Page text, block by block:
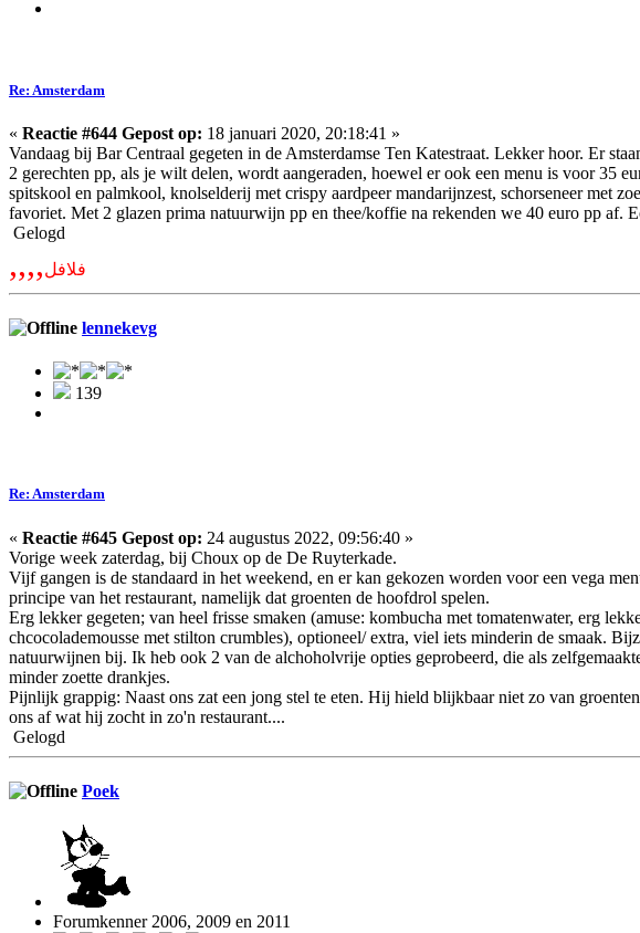
Re: Amsterdam
« Reactie #644 Gepost op: 18 januari 2020, 20:18:41 »
Vandaag bij Bar Centraal gegeten in de Amsterdamse Ten Katestraat. Lekker hoor. Er
2 gerechten pp, als je wilt delen, wordt aangeraden, hoewel er ook een menu is voor 35
spitskool en palmkool, knolselderij met crispy aardpeer mandarijnzest, schorseneer met
favoriet. Met 2 glazen prima natuurwijn pp en thee/koffie na rekenden we 40 euro pp af.
Gelogd
,,,,فلافل
lennekevg
139
Re: Amsterdam
« Reactie #645 Gepost op: 24 augustus 2022, 09:56:40 »
Vorige week zaterdag, bij Choux op de De Ruyterkade.
Vijf gangen is de standaard in het weekend, en er kan gekozen worden voor een vega
principe van het restaurant, namelijk dat groenten de hoofdrol spelen.
Erg lekker gegeten; van heel frisse smaken (amuse: kombucha met tomatenwater, erg
chcocolademousse met stilton crumbles), optioneel/ extra, viel iets minderin de smaak.
natuurwijnen bij. Ik heb ook 2 van de alchoholvrije opties geprobeerd, die als
minder zoette drankjes.
Pijnlijk grappig: Naast ons zat een jong stel te eten. Hij hield blijkbaar niet zo van
ons af wat hij zocht in zo'n restaurant....
Gelogd
Poek
Forumkenner 2006, 2009 en 2011